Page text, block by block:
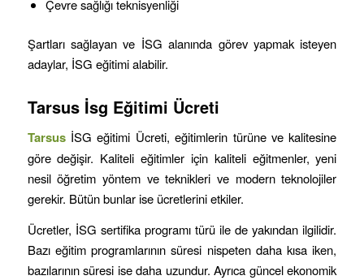
Çevre sağlığı teknisyenliği
Şartları sağlayan ve İSG alanında görev yapmak isteyen
adaylar, İSG eğitimi alabilir.
Tarsus İsg Eğitimi Ücreti
Tarsus İSG eğitimi Ücreti, eğitimlerin türüne ve kalitesine
göre değişir. Kaliteli eğitimler için kaliteli eğitmenler, yeni
nesil öğretim yöntem ve teknikleri ve modern teknolojiler
gerekir. Bütün bunlar ise ücretlerini etkiler.
Ücretler, İSG sertifika programı türü ile de yakından ilgilidir.
Bazı eğitim programlarının süresi nispeten daha kısa iken,
bazılarının süresi ise daha uzundur. Ayrıca güncel ekonomik